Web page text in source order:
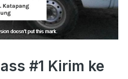
#1 Kirim ke